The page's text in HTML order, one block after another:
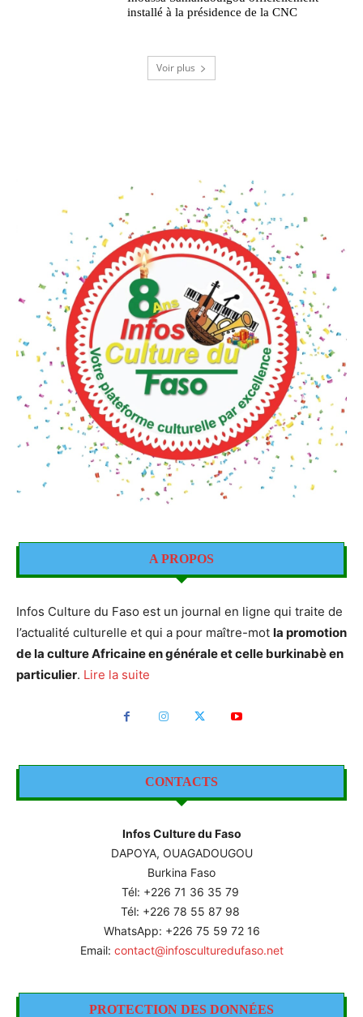
installé à la présidence de la CNC
Voir plus
A PROPOS
Infos Culture du Faso est un journal en ligne qui traite de
l’actualité culturelle et qui a pour maître-mot la promotion
de la culture Africaine en générale et celle burkinabè en
particulier. Lire la suite
CONTACTS
Infos Culture du Faso
DAPOYA, OUAGADOUGOU
Burkina Faso
Tél: +226 71 36 35 79
Tél: +226 78 55 87 98
WhatsApp: +226 75 59 72 16
Email: contact@infosculturedufaso.net
PROTECTION DES DONNÉES